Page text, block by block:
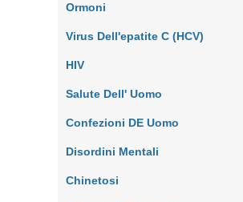
Ormoni
Virus Dell'epatite C (HCV)
HIV
Salute Dell' Uomo
Confezioni DE Uomo
Disordini Mentali
Chinetosi